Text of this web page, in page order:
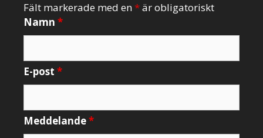
Fält markerade med en*är obligatoriskt
Namn *
E-post *
Meddelande*